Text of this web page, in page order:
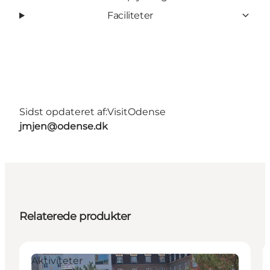
Faciliteter
Sidst opdateret af:VisitOdense
jmjen@odense.dk
Relaterede produkter
Aktiviteter